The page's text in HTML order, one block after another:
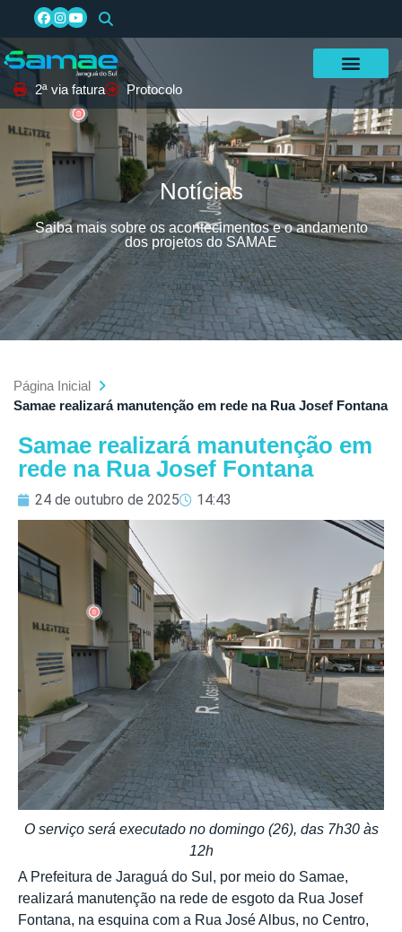
2ª via fatura Protocolo
Notícias
Saiba mais sobre os acontecimentos e o andamento
dos projetos do SAMAE
Página Inicial
Samae realizará manutenção em rede na Rua Josef Fontana
Samae realizará manutenção em
rede na Rua Josef Fontana
24 de outubro de 2025 14:43
O serviço será executado no domingo (26), das 7h30 às
12h
A Prefeitura de Jaraguá do Sul, por meio do Samae,
realizará manutenção na rede de esgoto da Rua Josef
Fontana, na esquina com a Rua José Albus, no Centro,